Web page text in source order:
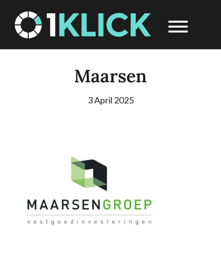
to
main
content
1Click
Header
Right
Maarsen
3 April 2025